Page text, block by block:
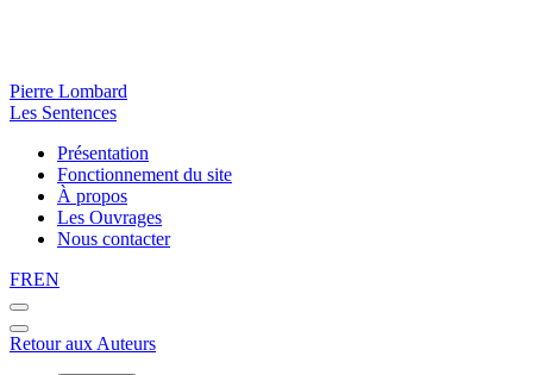
Pierre Lombard
Les Sentences
Présentation
Fonctionnement du site
À propos
Les Ouvrages
Nous contacter
FREN
Retour aux Auteurs